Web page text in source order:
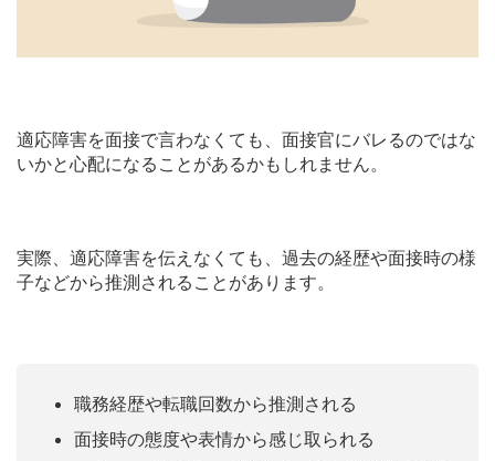
適応障害を面接で言わなくても、面接官にバレるのではな
いかと心配になることがあるかもしれません。
実際、適応障害を伝えなくても、過去の経歴や面接時の様
子などから推測されることがあります。
職務経歴や転職回数から推測される
面接時の態度や表情から感じ取られる